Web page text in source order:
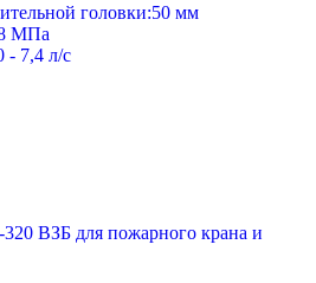
головки:50 мм
МПа
- 7,4 л/с
ВЗБ для пожарного крана и